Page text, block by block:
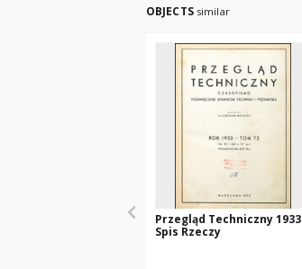
OBJECTS similar
Przegląd Techniczny 1933
Spis Rzeczy